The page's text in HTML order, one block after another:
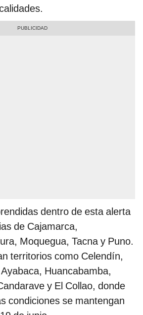
dentro de esta alerta
de Cajamarca,
Moquegua, Tacna y Puno.
territorios como Celendín,
Huancabamba,
y El Collao, donde
condiciones se mantengan